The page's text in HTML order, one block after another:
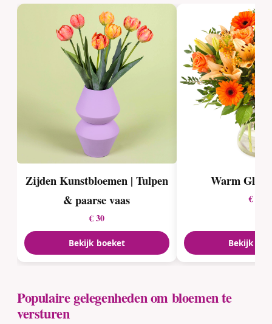
Zijden Kunstbloemen | Tulpen
& paarse vaas
€ 30
Bekijk boeket
Warm
€ 27
Bekijk
Populaire gelegenheden om bloemen te
versturen